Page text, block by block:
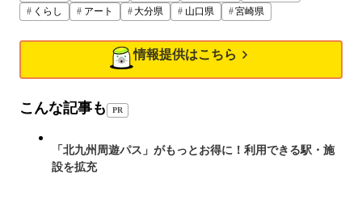
くらし
アート 大分県 山口県 宮崎県
情報提供はこちら
こんな記事も PR
「北九州周遊パス」がもっとお得に！利用できる駅・施
設を拡充